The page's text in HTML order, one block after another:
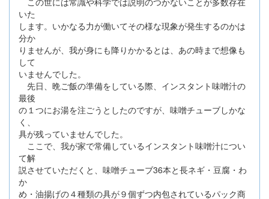
いた
します。いかなる力が働いてその様な現象が発生するのかは
分か
りませんが、我が身にも降りかかるとは、あの時まで想像も
して
いませんでした。
先日、晩ご飯の準備をしている際、インスタント味噌汁の
最後
の１つにお湯を注ごうとしたのですが、味噌チューブしかな
く、
具が残っていませんでした。
ここで、我が家で常備しているインスタント味噌汁につい
て解
説させていただくと、味噌チューブ36本と長ネギ・豆腐・わ
か
め・油揚げの４種類の具が９個ずつ内包されているパック商